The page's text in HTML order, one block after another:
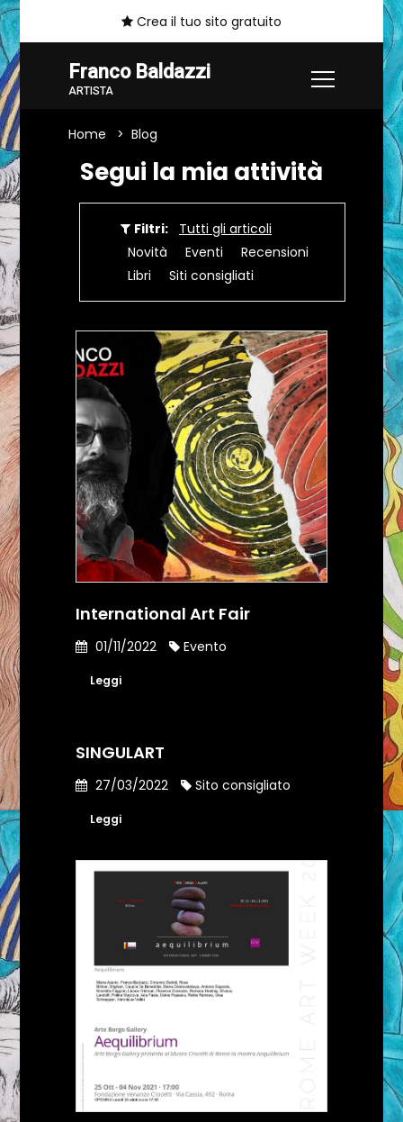
Crea il tuo sito gratuito
Franco Baldazzi
ARTISTA
Home Blog
Segui la mia attività
Filtri:
Tutti gli articoli
Novità
Eventi
Recensioni
Libri
Siti consigliati
International Art Fair
01/11/2022 Evento
Leggi
SINGULART
27/03/2022 Sito consigliato
Leggi